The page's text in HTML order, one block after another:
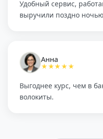
Удобный сервис,
выручили поздно
Анна
★★★★★
Выгоднее курс, чем в
волокиты.